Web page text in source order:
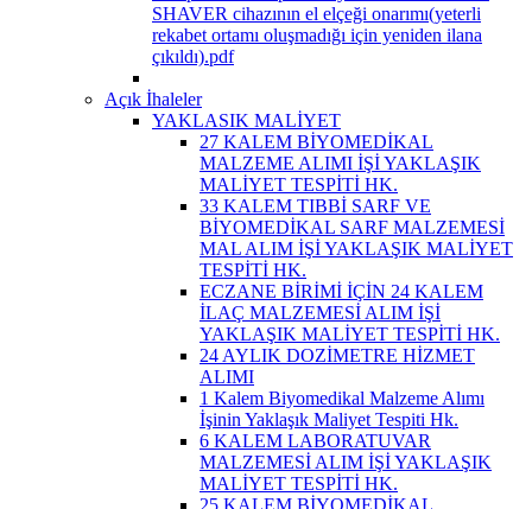
SHAVER cihazının el elçeği onarımı(yeterli
rekabet ortamı oluşmadığı için yeniden ilana
çıkıldı).pdf
Açık İhaleler
YAKLASIK MALİYET
27 KALEM BİYOMEDİKAL
MALZEME ALIMI İŞİ YAKLAŞIK
MALİYET TESPİTİ HK.
33 KALEM TIBBİ SARF VE
BİYOMEDİKAL SARF MALZEMESİ
MAL ALIM İŞİ YAKLAŞIK MALİYET
TESPİTİ HK.
ECZANE BİRİMİ İÇİN 24 KALEM
İLAÇ MALZEMESİ ALIM İŞİ
YAKLAŞIK MALİYET TESPİTİ HK.
24 AYLIK DOZİMETRE HİZMET
ALIMI
1 Kalem Biyomedikal Malzeme Alımı
İşinin Yaklaşık Maliyet Tespiti Hk.
6 KALEM LABORATUVAR
MALZEMESİ ALIM İŞİ YAKLAŞIK
MALİYET TESPİTİ HK.
25 KALEM BİYOMEDİKAL